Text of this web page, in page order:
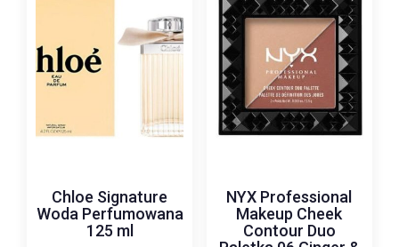
Chloe Signature
Woda Perfumowana
125 ml
NYX Professional
Makeup Cheek
Contour Duo